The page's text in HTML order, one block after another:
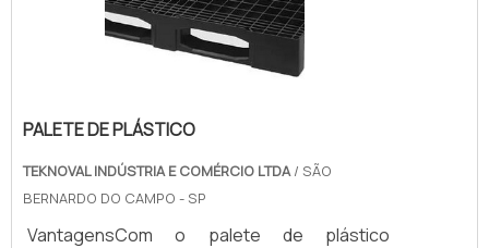
destinação acontece a partir de uma série de
técnicas e .
PALETE DE PLÁSTICO
TEKNOVAL INDÚSTRIA E COMÉRCIO LTDA/ SÃO
BERNARDO DO CAMPO - SP
VantagensCom o palete de plástico